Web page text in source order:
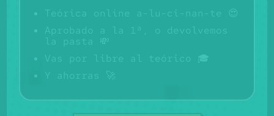
Teórica online a-lu-ci-nan-te 😍
Aprobado a la 1ª, o devolvemos
la pasta 💸
Vas por libre al teórico 🎓
Y ahorras 🚀